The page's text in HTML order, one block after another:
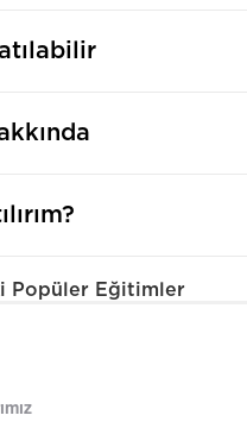
Popüler Eğitimler